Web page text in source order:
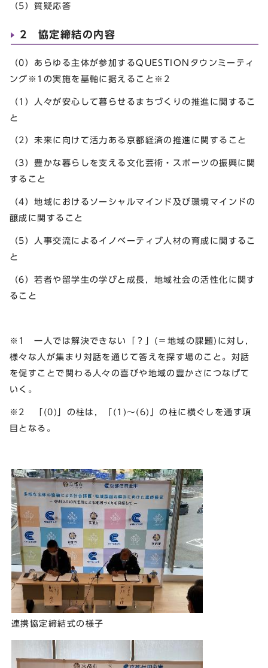
（5）質疑応答
2 協定締結の内容
（0）あらゆる主体が参加するQUESTIONタウンミーティ
ング ※1 の実施を基軸に据えること ※2
（1）人々が安心して暮らせるまちづくりの推進に関するこ
と
（2）未来に向けて活力ある京都経済の推進に関すること
（3）豊かな暮らしを支える文化芸術・スポーツの振興に関
すること
（4）地域におけるソーシャルマインド及び環境マインドの
醸成に関すること
（5）人事交流によるイノベーティブ人材の育成に関するこ
と
（6）若者や留学生の学びと成長，地域社会の活性化に関す
ること
※1 一人では解決できない「？」(＝地域の課題)に対し，
様々な人が集まり対話を通じて答えを探す場のこと。対話
を促すことで関わる人々の喜びや地域の豊かさにつなげて
いく。
※2 「(0)」の柱は，「(1)～(6)」の柱に横ぐしを通す項
目となる。
連携協定締結式の様子